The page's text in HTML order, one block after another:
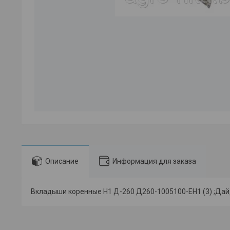
Описание Информация для заказа
Вкладыши коренные Н1 Д-260 Д260-1005100-ЕН1 (3)